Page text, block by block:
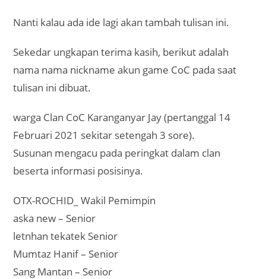
Nanti kalau ada ide lagi akan tambah tulisan ini.
Sekedar ungkapan terima kasih, berikut adalah
nama nama nickname akun game CoC pada saat
tulisan ini dibuat.
warga Clan CoC Karanganyar Jay (pertanggal 14
Februari 2021 sekitar setengah 3 sore).
Susunan mengacu pada peringkat dalam clan
beserta informasi posisinya.
OTX-ROCHID_ Wakil Pemimpin
aska new – Senior
letnhan tekatek Senior
Mumtaz Hanif – Senior
Sang Mantan – Senior